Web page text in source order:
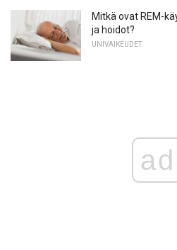
Mitkä ovat REM-
ja hoidot?
UNIVAIKEUDET
ad